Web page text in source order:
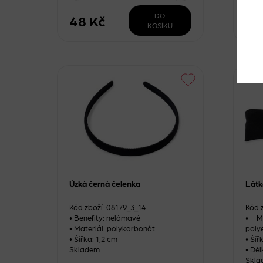
48 Kč
DO
KOŠÍKU
Úzká černá čelenka
Kód zboží: 08179_3_14
• Benefity: nelámavé
• Materiál: polykarbonát
• Šířka: 1,2 cm
Skladem
Kód
•
•
•